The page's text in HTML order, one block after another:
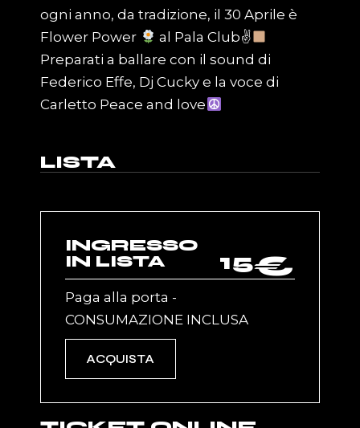
ogni anno, da tradizione, il 30 Aprile è
Flower Power
al Pala Club✌
Preparati a ballare con il sound di
Federico Effe, Dj Cucky e la voce di
Carletto Peace and love
LISTA
INGRESSO
IN LISTA
15€
Paga alla porta -
CONSUMAZIONE INCLUSA
ACQUISTA